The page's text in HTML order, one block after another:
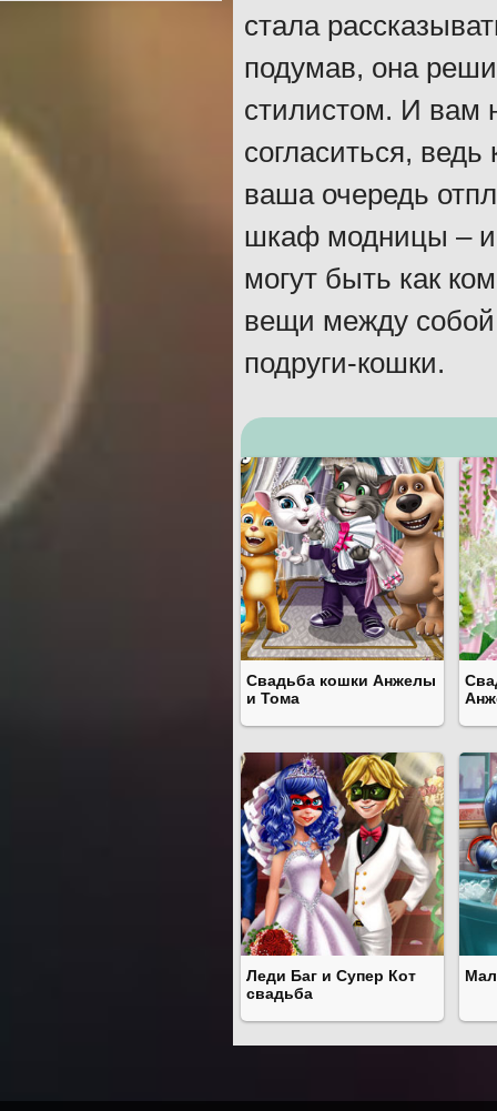
стала
подумав, она
стилистом. И вам
согласиться,
ваша очередь
шкаф модницы – и
могут быть как
вещи между
подруги-кошки.
Свадьба кошки Анжелы
и Тома
Леди Баг и Супер Кот
свадьба